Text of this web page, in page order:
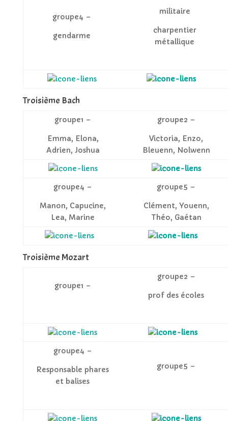
groupe4 –
gendarme
militaire
charpentier
métallique
Troisième Bach
groupe1 –
Emma, Elona,
Adrien, Joshua
groupe2 –
Victoria, Enzo,
Bleuenn, Nolwenn
groupe4 –
Manon, Capucine,
Lea, Marine
groupe5 –
Clément, Youenn,
Théo, Gaétan
Troisième Mozart
groupe1 –
groupe2 –
prof des écoles
groupe4 –
Responsable phares
et balises
groupe5 –